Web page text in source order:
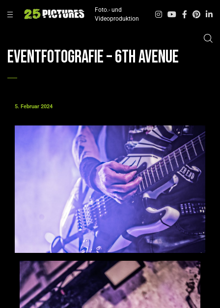
Foto.- und
Videoproduktion
Eventfotografie – 6th Avenue
5. Februar 2024